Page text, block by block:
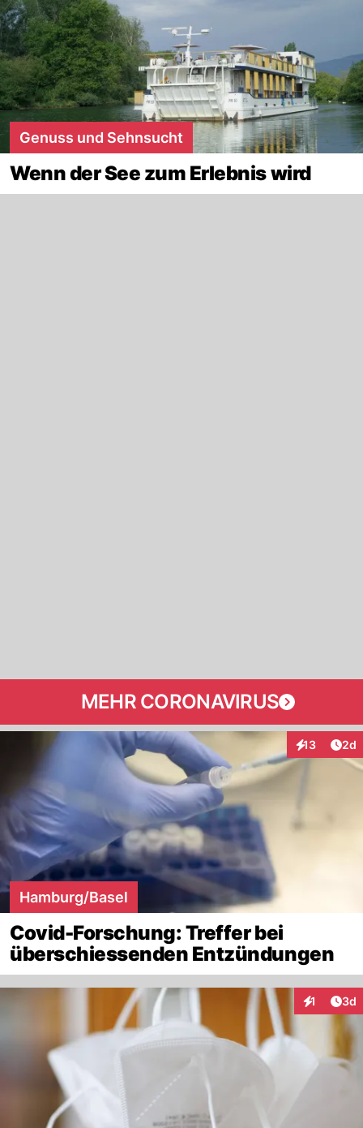
Genuss und Sehnsucht
Wenn der See zum Erlebnis wird
MEHR CORONAVIRUS
13
Interaktionen
2d
Hamburg/Basel
Covid-Forschung: Treffer bei
überschiessenden Entzündungen
1 3d